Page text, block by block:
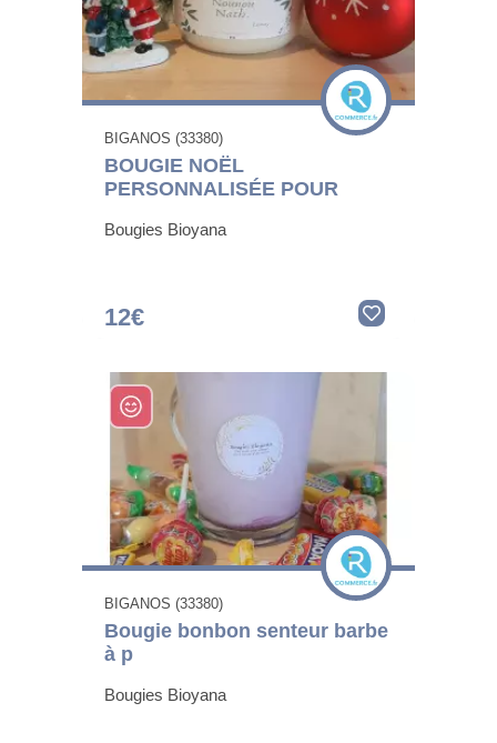
BIGANOS (33380)
BOUGIE NOËL
PERSONNALISÉE POUR
Bougies Bioyana
12€
BIGANOS (33380)
Bougie bonbon senteur barbe
à p
Bougies Bioyana